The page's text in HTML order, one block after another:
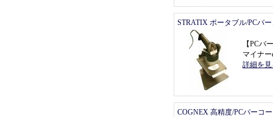
STRATIX ポータブル/PCバ
【PCバ
マイナー
詳細を
COGNEX 高精度/PCバーコ